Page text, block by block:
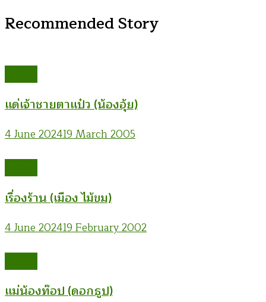
Recommended Story
แด่เจ้าชายตาแป๋ว (น้องอุ้ย)
4 June 202419 March 2005
เรื่องร้าน (เมือง ไม้ขม)
4 June 202419 February 2002
แม่น้องท๊อป (ดอกธูป)